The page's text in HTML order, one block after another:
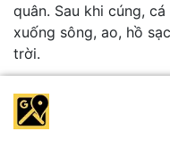
quân. Sau khi cúng,
xuống sông, ao, hồ
trời.
Tổng kết